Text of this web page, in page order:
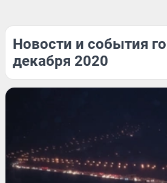
Новости и события
декабря 2020